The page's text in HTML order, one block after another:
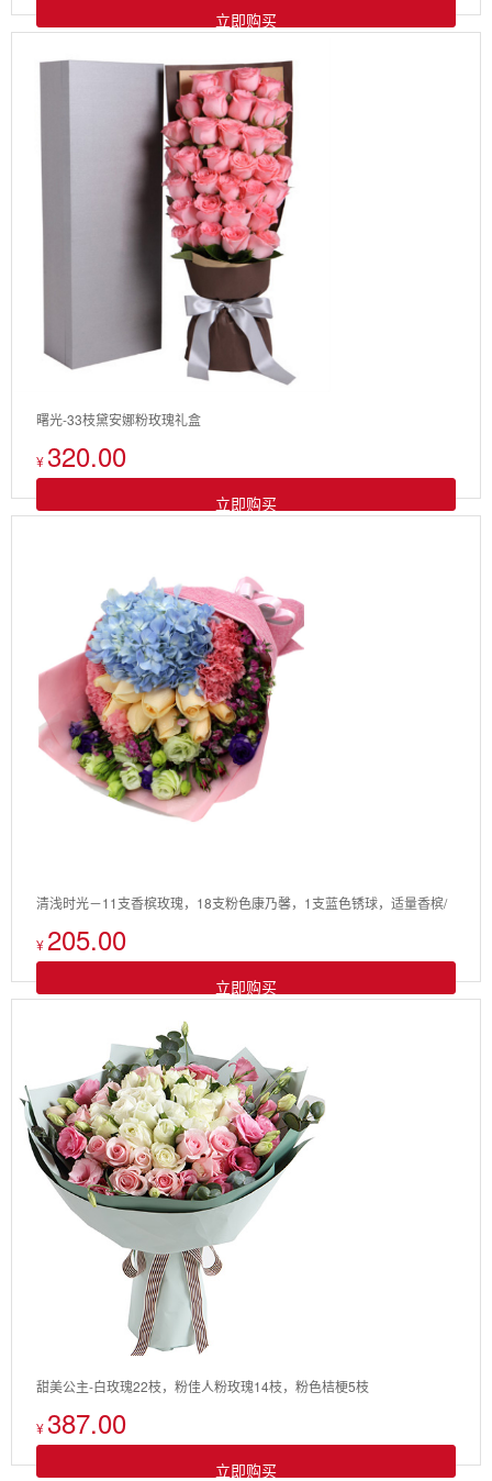
立即购买
曙光-33枝黛安娜粉玫瑰礼盒
¥ 320.00
立即购买
清浅时光－11支香槟玫瑰，18支粉色康乃馨，1支蓝色锈球，适量香槟/
紫色桔梗/石竹梅搭配花束
¥205.00
立即购买
甜美公主-白玫瑰22枝，粉佳人粉玫瑰14枝，粉色桔梗5枝
¥ 387.00
立即购买